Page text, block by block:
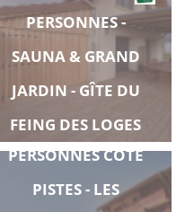
PERSONNES -
SAUNA & GRAND
JARDIN - GÎTE DU
FEING DES LOGES
APPARTEMENT 4
PERSONNES CÔTÉ
PISTES - LES